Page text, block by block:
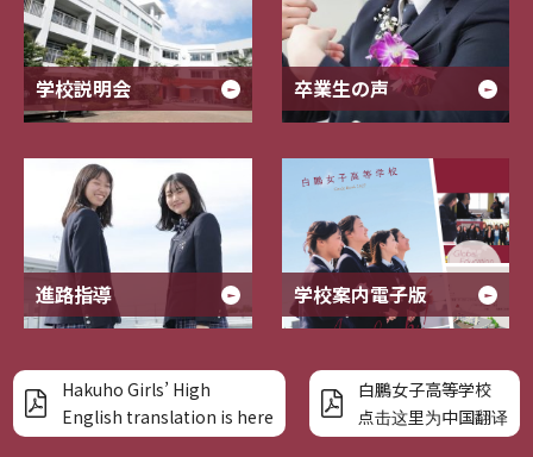
学校説明会 卒業生の声
進路指導 学校案内電子版
Hakuho Girls’ High
English translation is here
白鵬女子高等学校
点击这里为中国翻译